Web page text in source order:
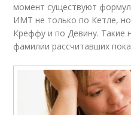
момент существуют
ИМТ не только по Кетле,
Креффу и по Девину. Такие
фамилии рассчитавших